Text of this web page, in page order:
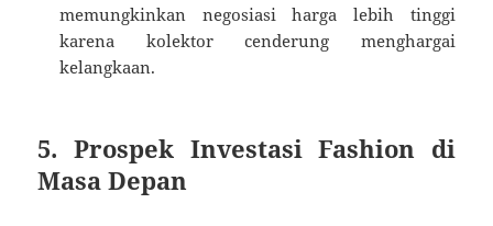
memungkinkan negosiasi harga lebih tinggi
karena kolektor cenderung menghargai
kelangkaan.
5. Prospek Investasi Fashion di
Masa Depan